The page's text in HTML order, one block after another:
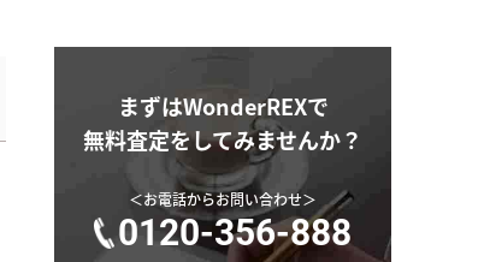
まずはWonderREXで
無料査定をしてみませんか？
＜お電話からお問い合わせ＞
0120-356-888